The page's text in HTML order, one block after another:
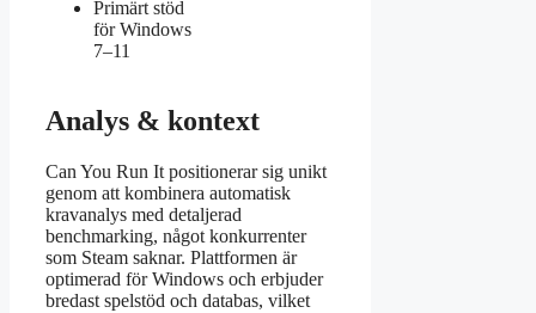
Primärt stöd
för Windows
7–11
Analys & kontext
Can You Run It positionerar sig unikt
genom att kombinera automatisk
kravanalys med detaljerad
benchmarking, något konkurrenter
som Steam saknar. Plattformen är
optimerad för Windows och erbjuder
bredast spelstöd och databas, vilket